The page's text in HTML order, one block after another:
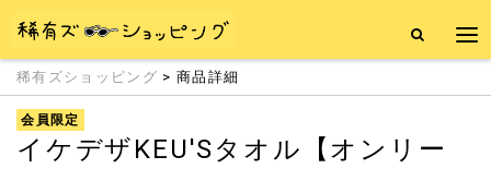
稀有ズショッピング > 商品詳細
会員限定
イケデザKEU'Sタオル【オンリー